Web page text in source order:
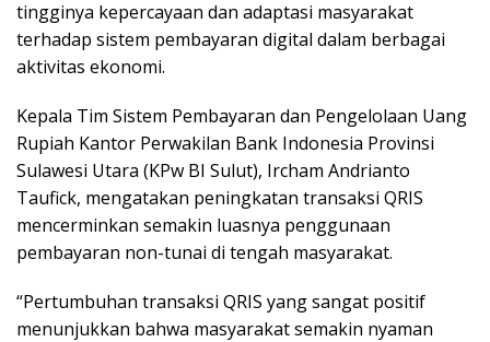
tingginya kepercayaan dan adaptasi masyarakat
terhadap sistem pembayaran digital dalam berbagai
aktivitas ekonomi.
Kepala Tim Sistem Pembayaran dan Pengelolaan Uang
Rupiah Kantor Perwakilan Bank Indonesia Provinsi
Sulawesi Utara (KPw BI Sulut), Ircham Andrianto
Taufick, mengatakan peningkatan transaksi QRIS
mencerminkan semakin luasnya penggunaan
pembayaran non-tunai di tengah masyarakat.
“Pertumbuhan transaksi QRIS yang sangat positif
menunjukkan bahwa masyarakat semakin nyaman